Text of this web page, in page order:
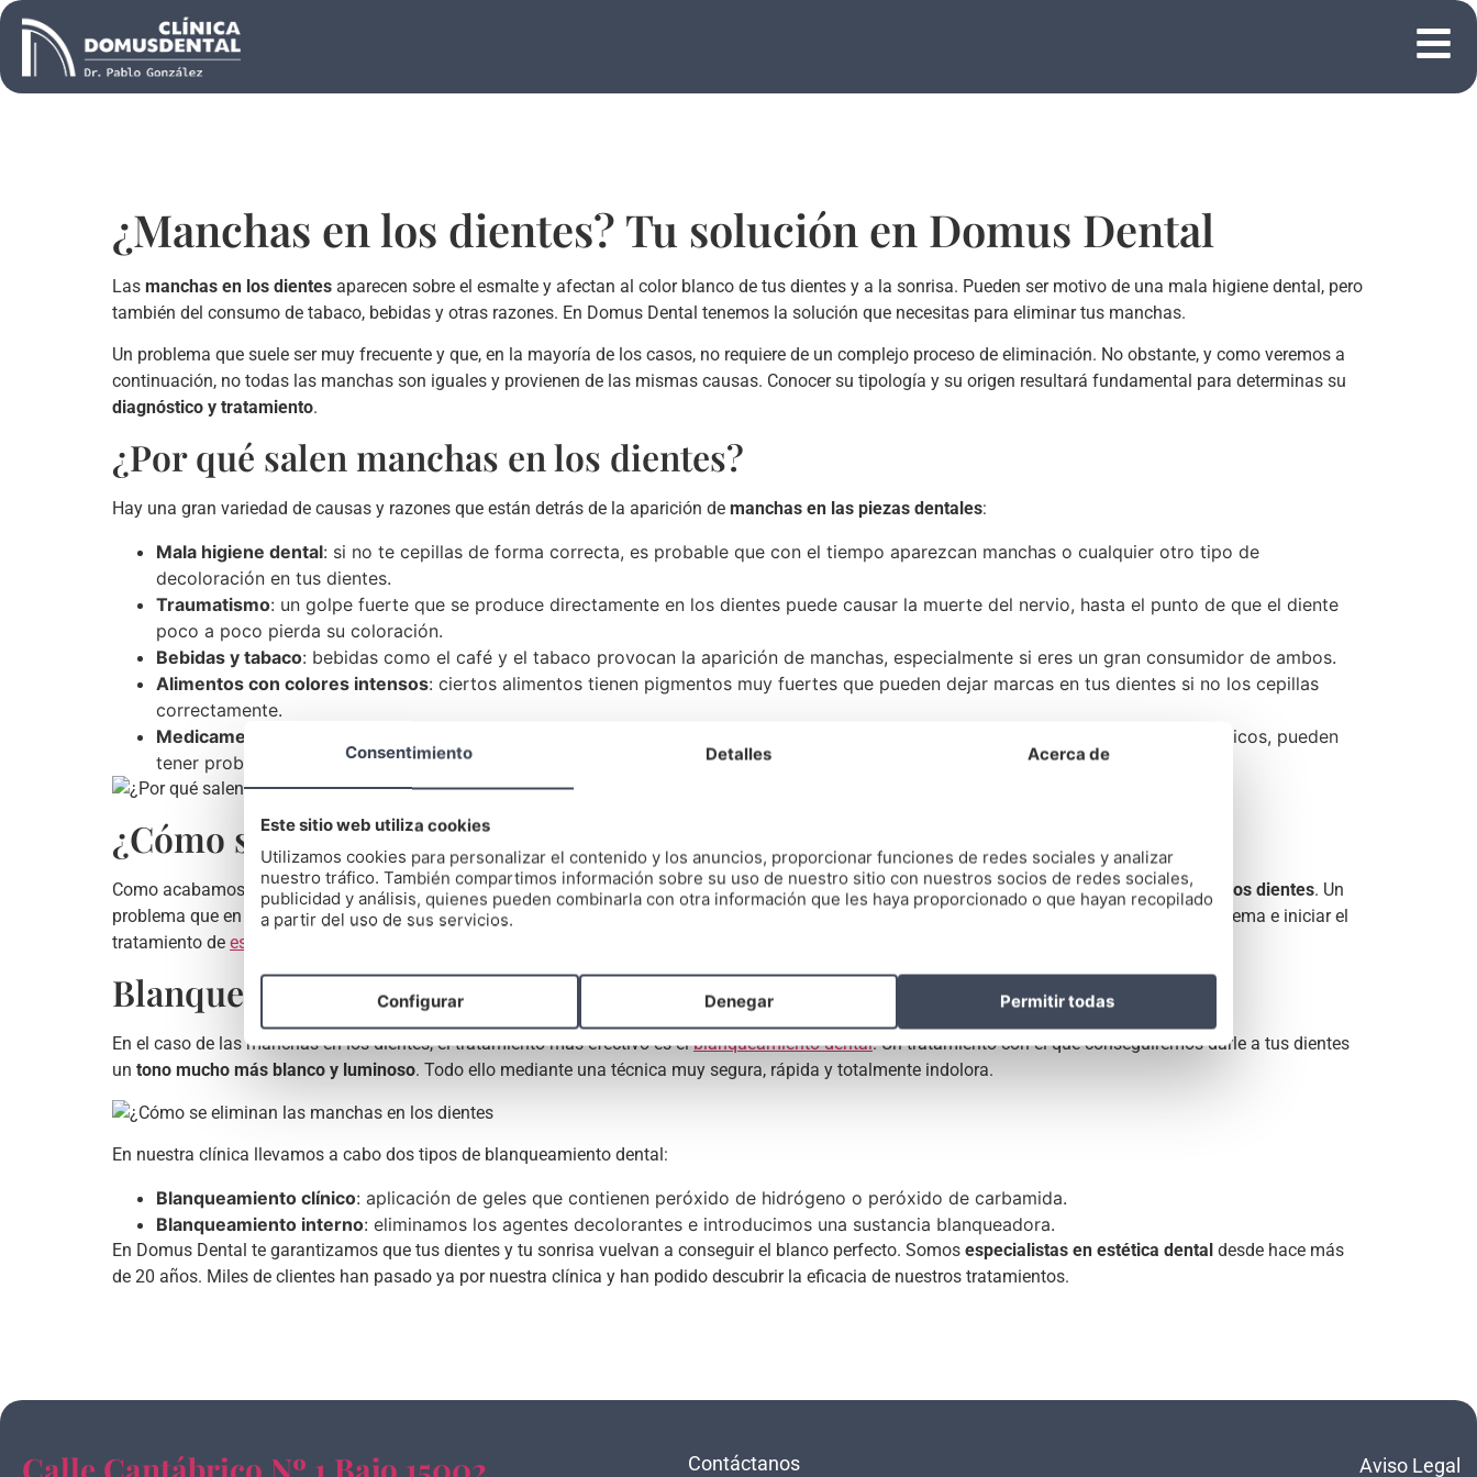
¿Manchas en los dientes? Tu solución en Domus Dental
Las manchas en los dientes aparecen sobre el esmalte y afectan al color blanco de tus dientes y a la sonrisa. Pueden ser motivo de una mala higiene dental, pero
también del consumo de tabaco, bebidas y otras razones. En Domus Dental tenemos la solución que necesitas para eliminar tus manchas.
Un problema que suele ser muy frecuente y que, en la mayoría de los casos, no requiere de un complejo proceso de eliminación. No obstante, y como veremos a
continuación, no todas las manchas son iguales y provienen de las mismas causas. Conocer su tipología y su origen resultará fundamental para determinas su
diagnóstico y tratamiento.
¿Por qué salen manchas en los dientes?
Hay una gran variedad de causas y razones que están detrás de la aparición de manchas en las piezas dentales:
Mala higiene dental: si no te cepillas de forma correcta, es probable que con el tiempo aparezcan manchas o cualquier otro tipo de
decoloración en tus dientes.
Traumatismo: un golpe fuerte que se produce directamente en los dientes puede causar la muerte del nervio, hasta el punto de que el diente
poco a poco pierda su coloración.
Bebidas y tabaco: bebidas como el café y el tabaco provocan la aparición de manchas, especialmente si eres un gran consumidor de ambos.
Alimentos con colores intensos: ciertos alimentos tienen pigmentos muy fuertes que pueden dejar marcas en tus dientes si no los cepillas
correctamente.
Medicamentos
: muchas personas que se hallan bajo un tratamiento médico fuerte y prolongado, especialmente algunos antibióticos, pueden
tener problemas de manchas en los dientes.
¿Cómo se eliminan las manchas en los dientes?
Como acabamos de ver, la falta de higiene, el consumo de ciertos alimentos e incluso el paso del tiempo, provocan una posibledecoloración en los dientes. Un
problema que en nuestra clínica solucionamos de la manera más rápida y efectiva. Si es tu caso, pide cita en Domus Dental para valorar tu problema e iniciar el
tratamiento de estética dental
Blanqueamiento dental en Domus Dental
En el caso de las manchas en los dientes, el tratamiento más efectivo es elblanqueamiento dental. Un tratamiento con el que conseguiremos darle a tus dientes
un tono mucho más blanco y luminoso. Todo ello mediante una técnica muy segura, rápida y totalmente indolora.
En nuestra clínica llevamos a cabo dos tipos de blanqueamiento dental:
Blanqueamiento clínico: aplicación de geles que contienen peróxido de hidrógeno o peróxido de carbamida.
Blanqueamiento interno: eliminamos los agentes decolorantes e introducimos una sustancia blanqueadora.
En Domus Dental te garantizamos que tus dientes y tu sonrisa vuelvan a conseguir el blanco perfecto. Somos especialistas en estética dental desde hace más
de 20 años. Miles de clientes han pasado ya por nuestra clínica y han podido descubrir la eficacia de nuestros tratamientos.
Calle Cantábrico Nº 1 Bajo 15002 Contáctanos Aviso Legal
Consentimiento Detalles Acerca de
Este sitio web utiliza cookies
Utilizamos cookies para personalizar el contenido y los anuncios, proporcionar funciones de redes sociales y analizar
nuestro tráfico. También compartimos información sobre su uso de nuestro sitio con nuestros socios de redes sociales,
publicidad y análisis, quienes pueden combinarla con otra información que les haya proporcionado o que hayan recopilado
a partir del uso de sus servicios.
Configurar Denegar Permitir todas